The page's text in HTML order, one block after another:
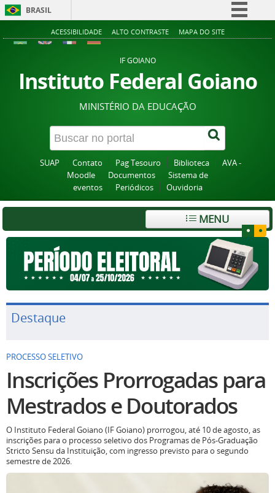
BRASIL
Simplifique!
Acesso à informação
Legislação
Canais
ACESSIBILIDADE ALTO CONTRASTE MAPA DO SITE
IF GOIANO
Instituto Federal Goiano
MINISTÉRIO DA EDUCAÇÃO
SUAP Contato Pag Tesouro Biblioteca
AVA -
Moodle
Documentos
Sistema de
eventos
Periódicos Ouvidoria
MENU
Destaque
PROCESSO SELETIVO
Inscrições Prorrogadas para
Mestrados e Doutorados
O Instituto Federal Goiano (IF Goiano) prorrogou, até 10 de agosto, as
inscrições para o processo seletivo dos Programas de Pós-Graduação
Stricto Sensu da Instituição, com ingresso previsto para o segundo
semestre de 2026.